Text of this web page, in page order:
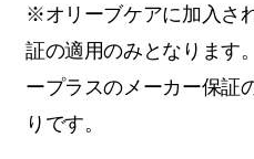
※オリーブケアに加入さ
証の適用のみとなります
ープラスのメーカー保証
りです。